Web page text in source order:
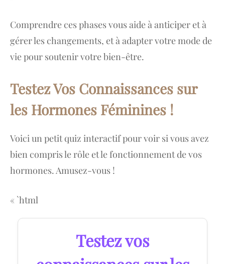
Comprendre ces phases vous aide à anticiper et à
gérer les changements, et à adapter votre mode de
vie pour soutenir votre bien-être.
Testez Vos Connaissances sur
les Hormones Féminines !
Voici un petit quiz interactif pour voir si vous avez
bien compris le rôle et le fonctionnement de vos
hormones. Amusez-vous !
« `html
Testez vos